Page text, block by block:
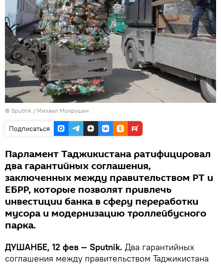
© Sputnik / Михаил Мокрушин
Подписаться
Парламент Таджикистана ратифицировал
два гарантийных соглашения,
заключенных между правительством РТ и
ЕБРР, которые позволят привлечь
инвестиции банка в сферу переработки
мусора и модернизацию троллейбусного
парка.
ДУШАНБЕ, 12 фев — Sputnik. Два гарантийных
соглашения между правительством Таджикистана